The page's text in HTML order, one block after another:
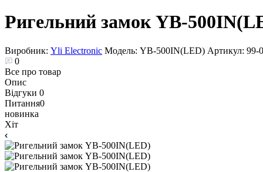
Ригельний замок YB-
Виробник: Yli Electronic Модель: YB-500IN(LED) Артикул: 99-
0
Все про товар
Опис
Відгуки 0
Питання0
новинка
Хіт